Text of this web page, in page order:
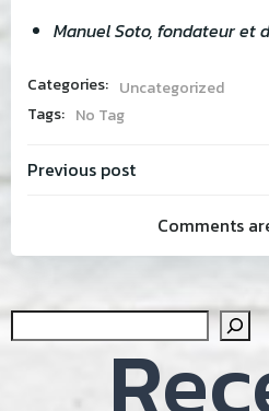
Manuel Soto, fondateur et
Categories: Uncategorized
Tags: No Tag
Post
Previous post
Comments